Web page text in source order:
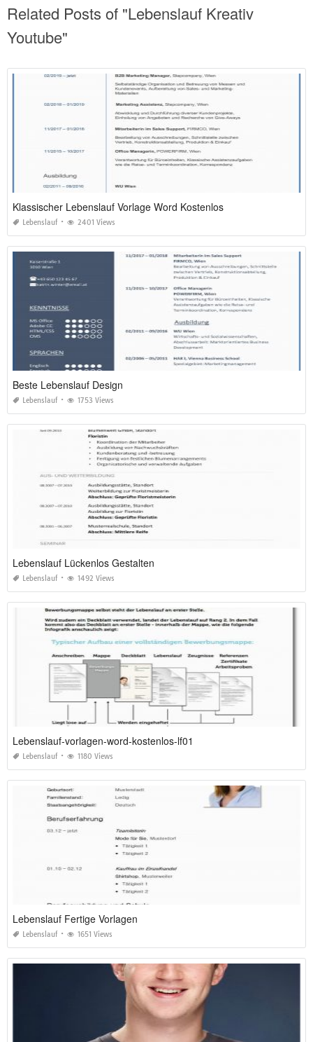
Related Posts of "Lebenslauf Kreativ
Youtube"
Klassischer Lebenslauf Vorlage Word Kostenlos
Lebenslauf 2401 Views
Beste Lebenslauf Design
Lebenslauf 1753 Views
Lebenslauf Lückenlos Gestalten
Lebenslauf 1492 Views
Lebenslauf-vorlagen-word-kostenlos-lf01
Lebenslauf 1180 Views
Lebenslauf Fertige Vorlagen
Lebenslauf 1651 Views